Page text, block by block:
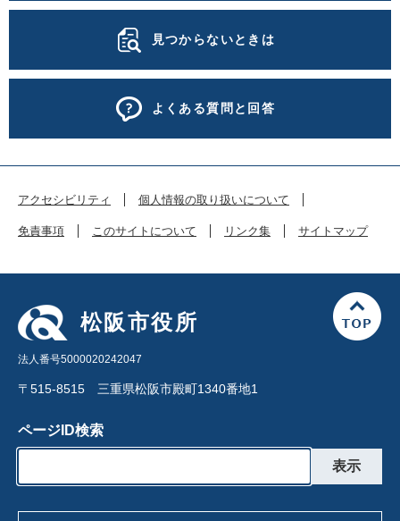
見つからないときは
よくある質問と回答
アクセシビリティ 個人情報の取り扱いについて
免責事項 このサイトについて リンク集 サイトマップ
松阪市役所
法人番号5000020242047
〒515-8515 三重県松阪市殿町1340番地1
ページID検索